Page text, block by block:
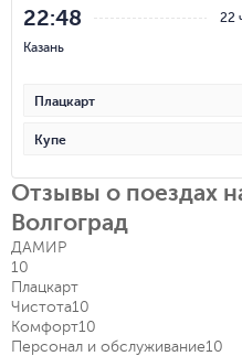
22
22:48
Казань
Плацкарт
Купе
Отзывы о поездах
Волгоград
ДАМИР
10
Плацкарт
Чистота10
Комфорт10
Персонал и обслуживание10